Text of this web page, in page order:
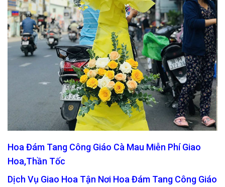
Hoa Đám Tang Công Giáo Cà Mau Miễn Phí Giao
Hoa,Thần Tốc
Dịch Vụ Giao Hoa Tận Nơi Hoa Đám Tang Công Giáo